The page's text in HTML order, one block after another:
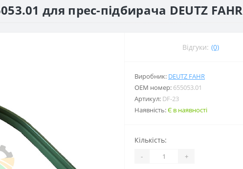
для прес-підбирача DEUTZ FAHR
Відгуки: (0)
Виробник: DEUTZ FAHR
ОЕМ номер: 655053.01
Артикул: DF-23
Наявність:Є в наявності
Кількість:
- +